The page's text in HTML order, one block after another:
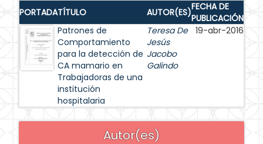
PORTADATÍTULO AUTOR(ES)FECHA DE
PUBLICACIÓN
Patrones de
Comportamiento
para la detección de
CA mamario en
Trabajadoras de una
institución
hospitalaria
Teresa De
Jesús
Jacobo
Galindo
19-abr-2016
Autor(es)